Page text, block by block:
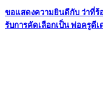
ขอแสดงความยินดีกับ ว่าที่ร้
รับการคัดเลือกเป็น พ่อครูดีเ